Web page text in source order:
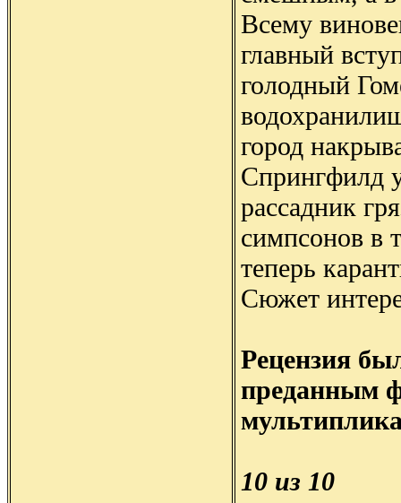
Всему
главный
голодный
город
Спрингфилд
рассадник
симпсонов в
теперь
Сюжет
Рецензия
преданным
10 из 10